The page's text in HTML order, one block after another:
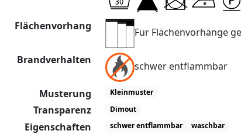
Flächenvorhang
Für Flächenvorhänge
Brandverhalten
schwer entflammbar
Musterung Kleinmuster
Transparenz Dimout
Eigenschaften schwer entflammbar waschbar